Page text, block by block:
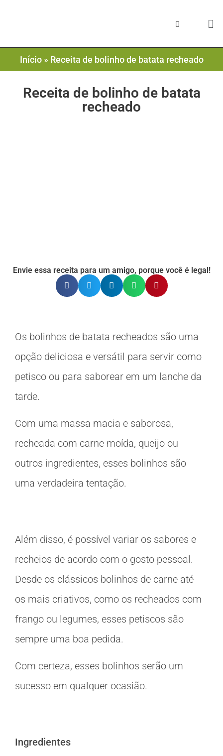
Início» Receita de bolinho de batata recheado
Receita de bolinho de batata
recheado
Envie essa receita para um amigo, porque você é legal!
Os bolinhos de batata recheados são uma
opção deliciosa e versátil para servir como
petisco ou para saborear em um lanche da
tarde.
Com uma massa macia e saborosa,
recheada com carne moída, queijo ou
outros ingredientes, esses bolinhos são
uma verdadeira tentação.
Além disso, é possível variar os sabores e
recheios de acordo com o gosto pessoal.
Desde os clássicos bolinhos de carne até
os mais criativos, como os recheados com
frango ou legumes, esses petiscos são
sempre uma boa pedida.
Com certeza, esses bolinhos serão um
sucesso em qualquer ocasião.
Ingredientes